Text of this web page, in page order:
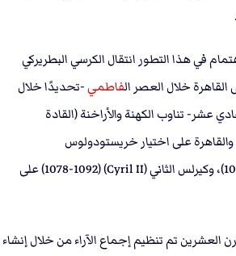
في هذا التطور انتقال الكرسي البطريركي
القاهرة خلال العصر الفاطمي-تحديدًا خلال
عشر- تناوب الكهنة والأراخنة (القادة
والقاهرة على اختيار خريستودولوس
(Christodoulus) (1047-1077)، وكيرلس الثاني (Cyril II) (1078-1092) على
العشرين تم تنظيم إجماع الآراء من خلال إنشاء